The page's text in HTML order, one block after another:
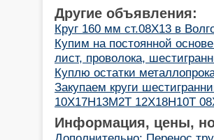
Другие объявления:
Круг 160 мм ст.08Х13 в
Купим на постоянной
лист, проволока,
Куплю остатки
Закупаем круги
10Х17Н13М2Т 12Х18Н10Т
Информация, цены,